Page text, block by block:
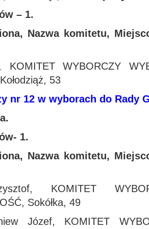
– 1.
Nazwa komitetu,
KOMITET WYBORCZY
53
nr 12 w wyborach do Rady
1.
Nazwa komitetu,
KOMITET
Sokółka, 49
Józef, KOMITET